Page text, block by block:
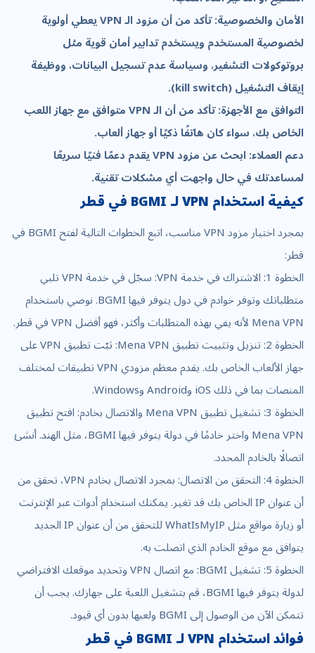
الأمان والخصوصية: تأكد من أن مزود الـ VPN يعطي أولوية
لخصوصية المستخدم ويستخدم تدابير أمان قوية مثل
بروتوكولات التشفير، وسياسة عدم تسجيل البيانات، ووظيفة
إيقاف التشغيل (kill switch).
التوافق مع الأجهزة: تأكد من أن الـ VPN متوافق مع جهاز اللعب
الخاص بك، سواء كان هاتفًا ذكيًا أو جهاز ألعاب.
دعم العملاء: ابحث عن مزود VPN يقدم دعمًا فنيًا سريعًا
لمساعدتك في حال واجهت أي مشكلات تقنية.
كيفية استخدام VPN لـ BGMI في قطر
بمجرد اختيار مزود VPN مناسب، اتبع الخطوات التالية لفتح BGMI في
قطر:
الخطوة 1: الاشتراك في خدمة VPN: سجّل في خدمة VPN تلبي
متطلباتك وتوفر خوادم في دول يتوفر فيها BGMI. نوصي باستخدام
Mena VPN لأنه يفي بهذه المتطلبات وأكثر، فهو أفضل VPN في قطر.
الخطوة 2: تنزيل وتثبيت تطبيق Mena VPN: ثبّت تطبيق VPN على
جهاز الألعاب الخاص بك. يقدم معظم مزودي VPN تطبيقات لمختلف
المنصات بما في ذلك iOS وAndroid وWindows.
الخطوة 3: تشغيل تطبيق Mena VPN والاتصال بخادم: افتح تطبيق
Mena VPN واختر خادمًا في دولة يتوفر فيها BGMI، مثل الهند. أنشئ
اتصالًا بالخادم المحدد.
الخطوة 4: التحقق من الاتصال: بمجرد الاتصال بخادم VPN، تحقق من
أن عنوان IP الخاص بك قد تغير. يمكنك استخدام أدوات عبر الإنترنت
أو زيارة مواقع مثل WhatIsMyIP للتحقق من أن عنوان IP الجديد
يتوافق مع موقع الخادم الذي اتصلت به.
الخطوة 5: تشغيل BGMI: مع اتصال VPN وتحديد موقعك الافتراضي
لدولة يتوفر فيها BGMI، قم بتشغيل اللعبة على جهازك. يجب أن
تتمكن الآن من الوصول إلى BGMI ولعبها بدون أي قيود.
فوائد استخدام VPN لـ BGMI في قطر